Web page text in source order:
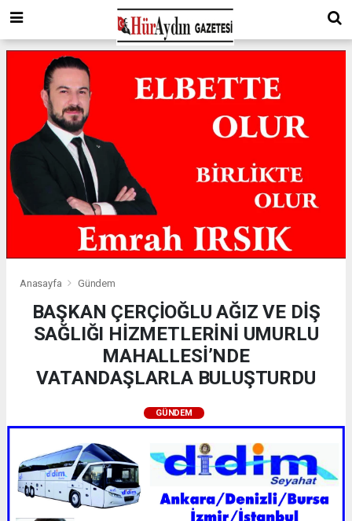
Anasayfa Gündem
BAŞKAN ÇERÇİOĞLU AĞIZ VE DİŞ
SAĞLIĞI HİZMETLERİNİ UMURLU
MAHALLESİ’NDE
VATANDAŞLARLA BULUŞTURDU
GÜNDEM